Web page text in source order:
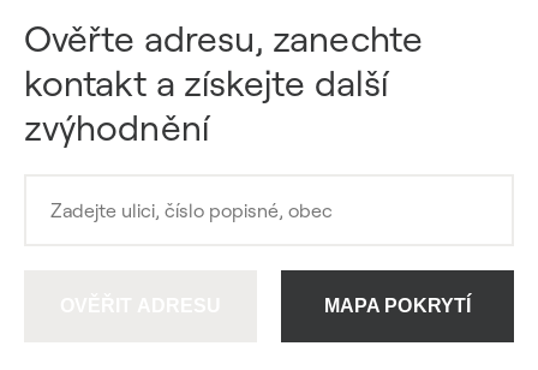
Ověřte adresu, zanechte
kontakt a získejte další
zvýhodnění
MAPA POKRYTÍ